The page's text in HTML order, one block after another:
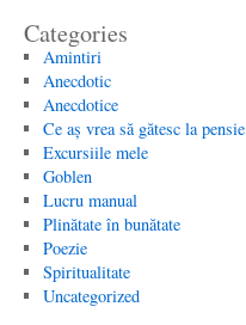
Categories
Amintiri
Anecdotic
Anecdotice
Ce aș vrea să gătesc la pensie
Excursiile mele
Goblen
Lucru manual
Plinătate în bunătate
Poezie
Spiritualitate
Uncategorized